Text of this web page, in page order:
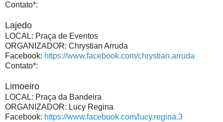
Contato*:
Lajedo
LOCAL: Praça de Eventos
ORGANIZADOR: Chrystian Arruda
Facebook: https://www.facebook.com/chrystian.arruda
Contato*:
Limoeiro
LOCAL: Praça da Bandeira
ORGANIZADOR: Lucy Regina
Facebook: https://www.facebook.com/lucy.regina.3